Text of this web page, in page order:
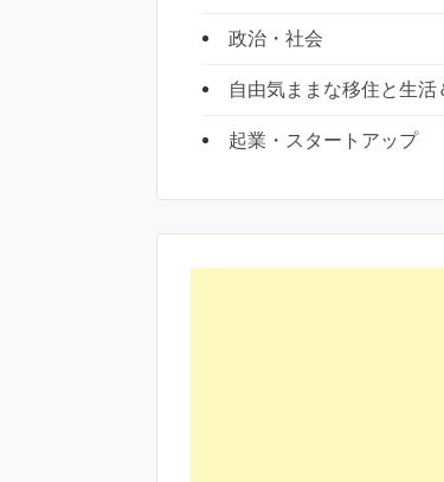
政治・社会
自由気ままな移住と生活
起業・スタートアップ